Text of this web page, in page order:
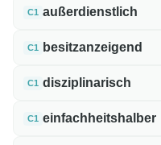
C1 außerdienstlich
C1 besitzanzeigend
C1 disziplinarisch
C1 einfachheitshalber